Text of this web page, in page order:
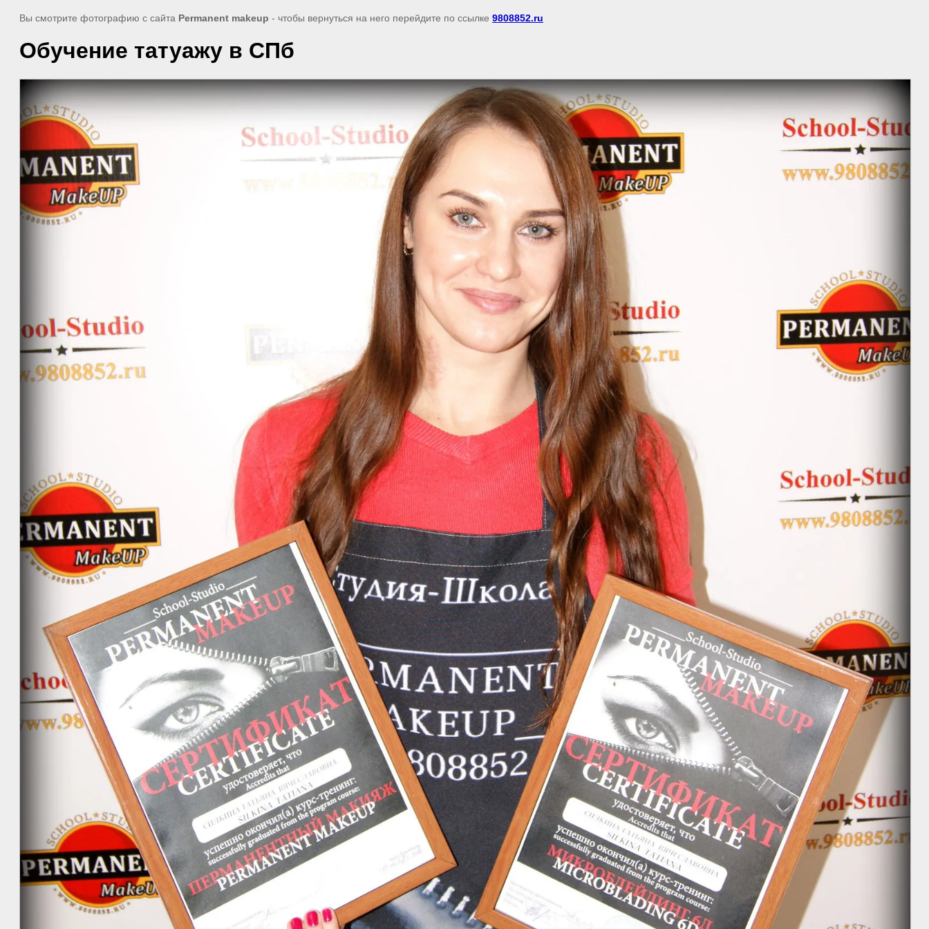
Вы смотрите фотографию с сайта Permanent makeup - чтобы вернуться на него перейдите по ссылке 9808852.ru
Обучение татуажу в СПб